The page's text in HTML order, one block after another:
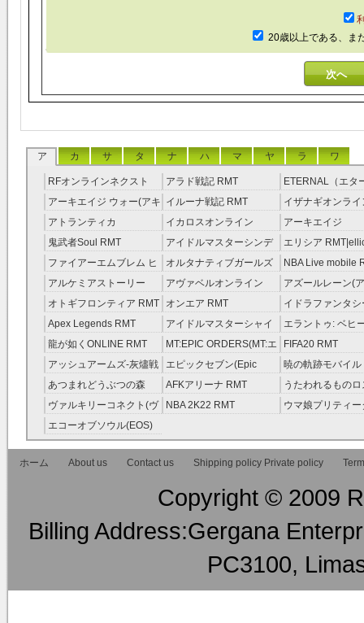
20歳以上である、ま
ア カ サ タ ナ ハ マ ヤ ラ ワ
RFオンラインネクスト
RMT
アラド戦記 RMT
ETERNAL（エタ
RMT
アーキエイジ ウォー(アキ
ウオ) RMT
イルーナ戦記 RMT
イザナギオンライ
アトランティカ
RMT|Atlantica RMT
イカロスオンライン
RMT（予約制）
アーキエイジ
RMT|ArcheAge
約制）
鬼武者Soul RMT
アイドルマスターシンデ
レラガールズ(モバマス)
RMT
エリシア
RMT
ファイアーエムブレム ヒ
ーローズ(FEヒーローズ)
RMT
オルタナティブガールズ
RMT
NBA Live mobile
アルケミアストーリー
（アルスト） RMT
アヴァベルオンライン
RMT
アズールレーン(
RMT
オトギフロンティア RMT オンエア RMT
イドラファンタシ
ーサーガ RMT
Apex Legends RMT
アイドルマスターシャイ
ニーカラーズ(シャニマス)
RMT
エラントゥ: ベヒ
ピリット RMT
龍が如くONLINE RMT
MT:EPIC ORDERS(MT:エ
ピック・オーダーズ)
RMT
FIFA20 RMT
アッシュアームズ‐灰燼戦
線 RMT
エピックセブン(Epic
Seven) RMT
暁の軌跡モバイル
伝説 ） RMT
あつまれどうぶつの森
RMT
AFKアリーナ RMT
うたわれるもの
ラグ(ロスフラ)
ヴァルキリーコネクト(ヴ
ァルコネ) RMT
NBA 2K22 RMT
ウマ娘プリティー
エコーオブソウル(EOS)
RMT
ホーム
About us Contact us Shipping policy Private policy
Copyright © 2009
Billing Address:Gergana
PC3100,